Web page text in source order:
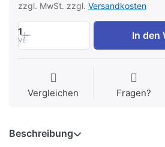
zzgl. MwSt. zzgl. Versandkosten
1
VE In den
Vergleichen Fragen?
Beschreibung